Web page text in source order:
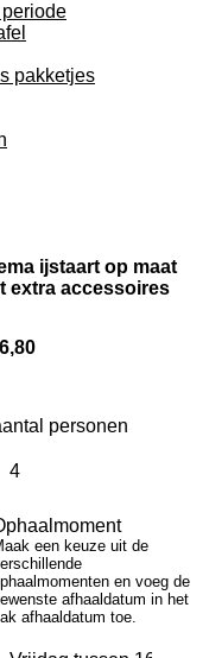
periode
pakketjes
ijstaart op maat
extra accessoires
personen
een keuze uit de
en voeg de
afhaaldatum in het
afhaaldatum toe.